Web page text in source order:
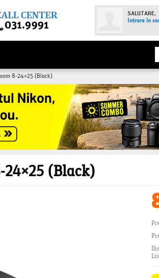
SALUTARE,
Intrare în
8-24×25 (Black)
(Black)